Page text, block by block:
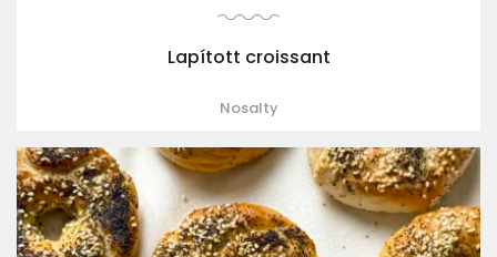
Lapított croissant
Nosalty